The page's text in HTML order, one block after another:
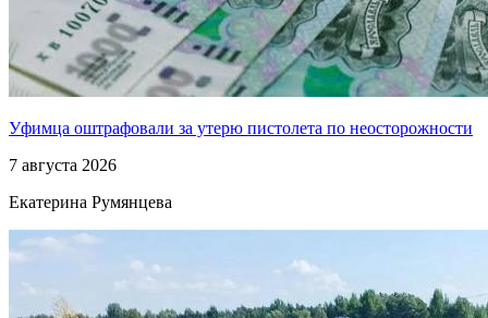
Уфимца оштрафовали за утерю пистолета по неосторожности
7 августа 2026
Екатерина Румянцева